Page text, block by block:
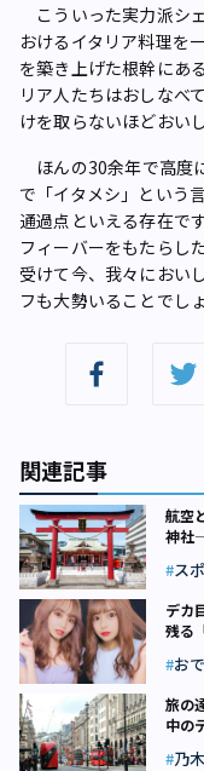
こういった実力派シ
おけるイタリア料理を
を築き上げた根幹にあ
リア人たちはおしなべ
けを取らないほどおい
ほんの30余年で高度
で「イタメシ」という
通過点といえる存在で
フィーバーをもたらし
受けて今、我々におい
フも大勢いることでしょ
関連記事
航空
神社
ス
デカ
残る
お
旅の
中の
乃